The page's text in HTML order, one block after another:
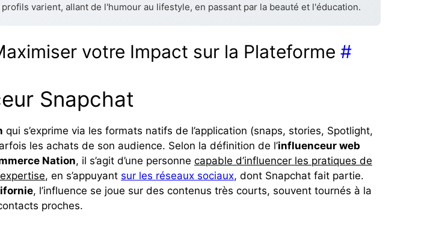
varient, allant de l'humour au lifestyle, en passant par la beauté et l'éducation.
votre Impact sur la Plateforme #
Snapchat
qui s’exprime via les formats natifs de l’application (snaps, stories, Spotlight,
les achats de son audience. Selon la définition de l’influenceur web
Nation, il s’agit d’une personne capable d’influencer les pratiques de
, en s’appuyant sur les réseaux sociaux, dont Snapchat fait partie.
, l’influence se joue sur des contenus très courts, souvent tournés à la
proches.